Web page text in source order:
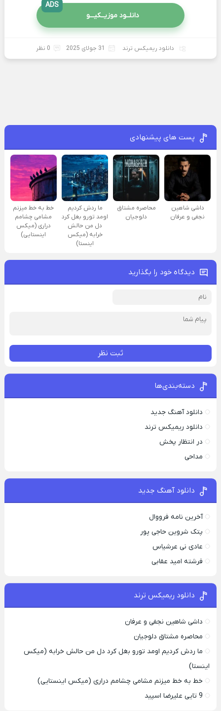
دانلــود موزیــکیـــو
ADS
دانلود ریمیکس ترند 31 جولای 2025 0 نظر
پست های پیشنهادی
داشی شاهین
نجفی و عرفان
محاصره مشتاق
دلوجیان
ما ردش کردیم
اومد تورو بغل کرد
دل من حالش
خرابه (میکس
اینستا)
خط به خط میزنم
مشامی چشامم
دراری (میکس
اینستایی)
دیدگاه خود را بگذارید
ثبت نظر
دسته‌بندی‌ها
دانلود آهنگ جدید
دانلود ریمیکس ترند
در انتظار پخش
مداحی
دانلود آهنگ جدید
آخرین نامه فرووال
پتک شروین حاجی پور
عادی نی عرشیاس
فرشته امید عقابی
دانلود ریمیکس ترند
داشی شاهین نجفی و عرفان
محاصره مشتاق دلوجیان
ما ردش کردیم اومد تورو بغل کرد دل من حالش خرابه (میکس
اینستا)
خط به خط میزنم مشامی چشامم دراری (میکس اینستایی)
9 تایی علیرضا اسپید